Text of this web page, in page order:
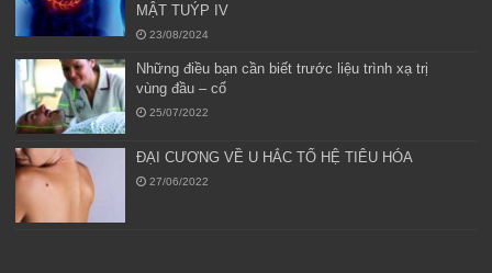
MẬT TUÝP IV
23/08/2024
Những điều bạn cần biết trước liệu trình xạ trị
vùng đầu – cổ
25/07/2022
ĐẠI CƯƠNG VỀ U HẮC TỐ HỆ TIÊU HÓA
27/06/2022